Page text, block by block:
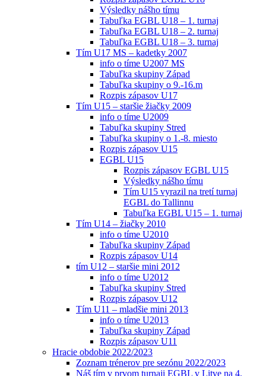
Výsledky nášho tímu
Tabuľka EGBL U18 – 1. turnaj
Tabuľka EGBL U18 – 2. turnaj
Tabuľka EGBL U18 – 3. turnaj
Tím U17 MS – kadetky 2007
info o tíme U2007 MS
Tabuľka skupiny Západ
Tabuľka skupiny o 9.-16.m
Rozpis zápasov U17
Tím U15 – staršie žiačky 2009
info o tíme U2009
Tabuľka skupiny Stred
Tabuľka skupiny o 1.-8. miesto
Rozpis zápasov U15
EGBL U15
Rozpis zápasov EGBL U15
Výsledky nášho tímu
Tím U15 vyrazil na tretí turnaj
EGBL do Tallinnu
Tabuľka EGBL U15 – 1. turnaj
Tím U14 – žiačky 2010
info o tíme U2010
Tabuľka skupiny Západ
Rozpis zápasov U14
tím U12 – staršie mini 2012
info o tíme U2012
Tabuľka skupiny Stred
Rozpis zápasov U12
Tím U11 – mladšie mini 2013
info o tíme U2013
Tabuľka skupiny Západ
Rozpis zápasov U11
Hracie obdobie 2022/2023
Zoznam trénerov pre sezónu 2022/2023
Náš tím v prvom turnaji EGBL v Litve na 4.